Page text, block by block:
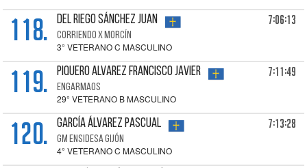
118. DEL RIEGO SÁNCHEZ Juan
CORRIENDO X MORCÍN
3° VETERANO C MASCULINO
7:06:13
119. PIQUERO ALVAREZ Francisco Javier
ENGARMAOS
29° VETERANO B MASCULINO
7:11:49
120. GARCÍA ÁLVAREZ Pascual
GM ENSIDESA GIJÓN
4° VETERANO C MASCULINO
7:13:28